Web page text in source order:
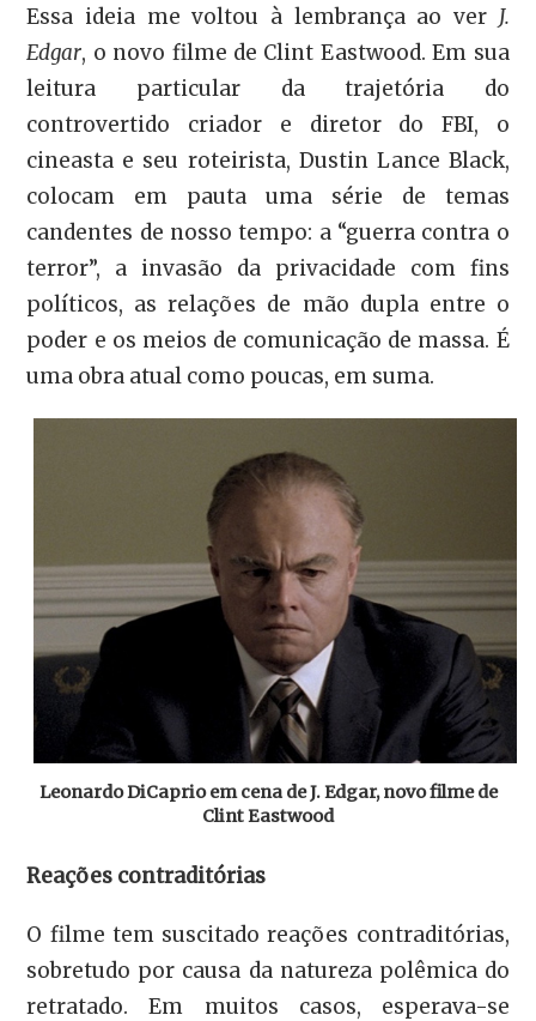
Essa ideia me voltou à lembrança ao ver J.
Edgar, o novo filme de Clint Eastwood. Em sua
leitura particular da trajetória do
controvertido criador e diretor do FBI, o
cineasta e seu roteirista, Dustin Lance Black,
colocam em pauta uma série de temas
candentes de nosso tempo: a “guerra contra o
terror”, a invasão da privacidade com fins
políticos, as relações de mão dupla entre o
poder e os meios de comunicação de massa. É
uma obra atual como poucas, em suma.
Leonardo DiCaprio em cena de J. Edgar, novo filme de
Clint Eastwood
Reações contraditórias
O filme tem suscitado reações contraditórias,
sobretudo por causa da natureza polêmica do
retratado. Em muitos casos, esperava-se